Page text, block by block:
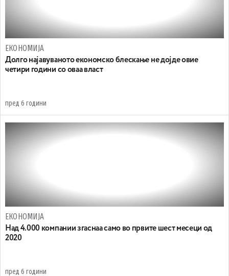
ЕКОНОМИЈА
Долго најавуваното економско блескање не дојде овие
четири години со оваа власт
пред 6 години
ЕКОНОМИЈА
Над 4.000 компании згаснаа само во првите шест месеци од
2020
пред 6 години